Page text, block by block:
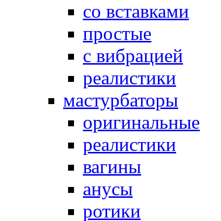
со вставками
простые
с вибрацией
реалистики
мастурбаторы
оригинальные
реалистики
вагины
анусы
ротики